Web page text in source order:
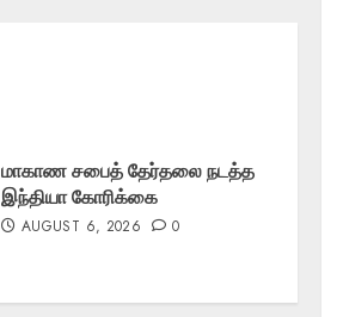
மாகாண சபைத் தேர்தலை நடத்த
இந்தியா கோரிக்கை
AUGUST 6, 2026 0